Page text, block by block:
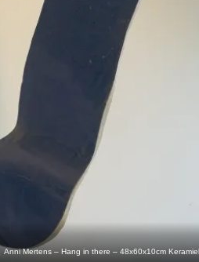
Anni Mertens – Hang in there – 48x60x10cm